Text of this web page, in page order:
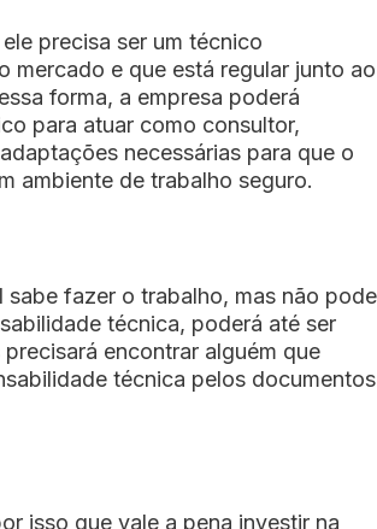
precisa ser um técnico
mercado e que está regular junto ao
forma, a empresa poderá
para atuar como consultor,
necessárias para que o
ambiente de trabalho seguro.
sabe fazer o trabalho, mas não pode
técnica, poderá até ser
encontrar alguém que
técnica pelos documentos
isso que vale a pena investir na